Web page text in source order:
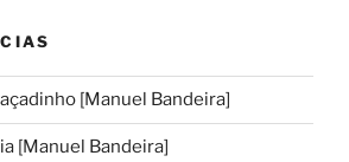
[Manuel Bandeira]
[Manuel Bandeira]